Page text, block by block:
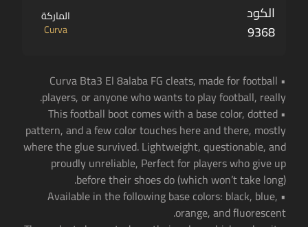
الكود
9368
الماركة
Curva
• Curva Bta3 El 8alaba FG cleats, made for football
players, or anyone who wants to play football, really.
• This football boot comes with a base color, dotted
pattern, and a few color touches here and there, mostly
where the glue survived. Lightweight, questionable, and
proudly unreliable, Perfect for players who give up
before their shoes do (which won’t take long).
• Available in the following base colors: black, blue,
orange, and fluorescent.